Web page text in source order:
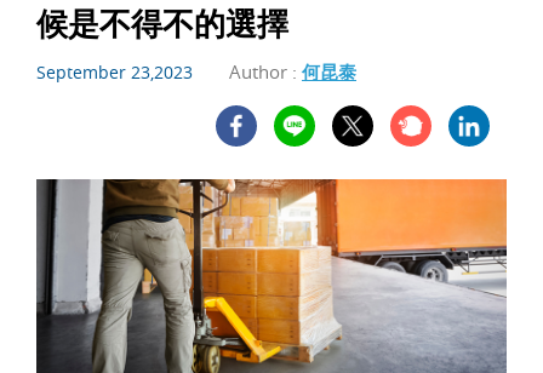
候是不得不的選擇
September 23,2023 Author : 何昆泰